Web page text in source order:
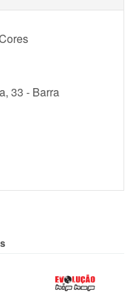
33 - Barra